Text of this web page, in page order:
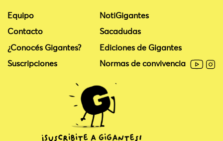
Equipo
Contacto
¿Conocés Gigantes?
Suscripciones
NotiGigantes
Sacadudas
Ediciones de Gigantes
Normas de convivencia